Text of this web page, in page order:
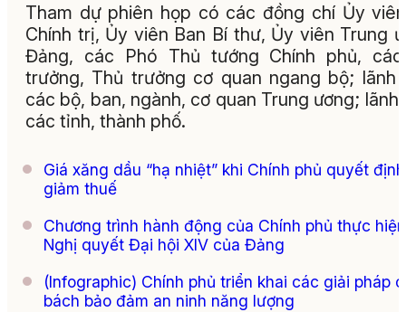
Tham dự phiên họp có các đồng chí Ủy
Chính trị, Ủy viên Ban Bí thư, Ủy viên Trung
Đảng, các Phó Thủ tướng Chính phủ,
trưởng, Thủ trưởng cơ quan ngang bộ; lãnh
các bộ, ban, ngành, cơ quan Trung ương; lãnh
các tỉnh, thành phố.
Giá xăng dầu “hạ nhiệt” khi Chính phủ quyết định
giảm thuế
Chương trình hành động của Chính phủ thực hiện
Nghị quyết Đại hội XIV của Đảng
(Infographic) Chính phủ triển khai các giải pháp
bách bảo đảm an ninh năng lượng